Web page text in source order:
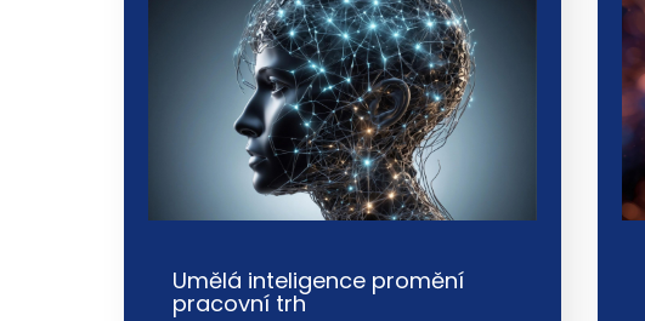
Umělá inteligence promění
pracovní trh